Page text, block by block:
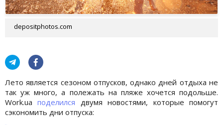
depositphotos.com
Лето является сезоном отпусков, однако дней отдыха не
так уж много, а полежать на пляже хочется подольше.
Work.uaподелился двумя новостями, которые помогут
сэкономить дни отпуска: